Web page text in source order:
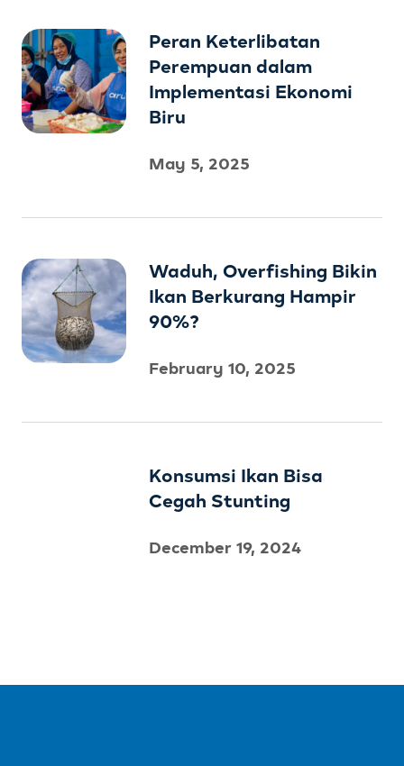
Peran Keterlibatan
Perempuan dalam
Implementasi Ekonomi
Biru
May 5, 2025
Waduh, Overfishing Bikin
Ikan Berkurang Hampir
90%?
February 10, 2025
Konsumsi Ikan Bisa
Cegah Stunting
December 19, 2024